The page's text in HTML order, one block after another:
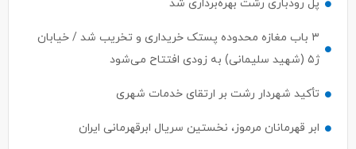
پل رودباری رشت بهره‌برداری شد
۳ باب مغازه محدوده پستک خریداری و تخریب شد / خیابان
ژ۵ (شهید سلیمانی) به زودی افتتاح می‌شود
تأکید شهردار رشت بر ارتقای خدمات شهری
ابر قهرمانان مرموز، نخستین سریال ابرقهرمانی ایران